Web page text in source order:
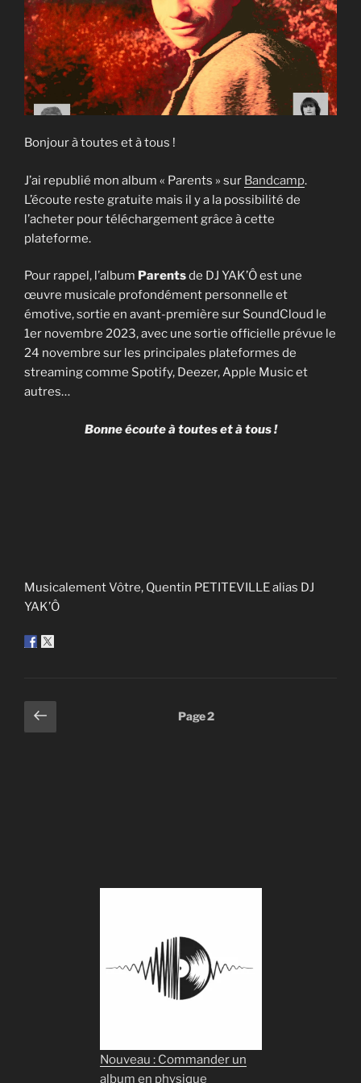
Bonjour à toutes et à tous !
J’ai republié mon album « Parents » sur Bandcamp.
L’écoute reste gratuite mais il y a la possibilité de
l’acheter pour téléchargement grâce à cette
plateforme.
Pour rappel, l’album Parentsde DJ YAK’Ô est une
œuvre musicale profondément personnelle et
émotive, sortie en avant-première sur SoundCloud le
1er novembre 2023, avec une sortie officielle prévue le
24 novembre sur les principales plateformes de
streaming comme Spotify, Deezer, Apple Music et
autres…
Bonne écoute à toutes et à tous !
Musicalement Vôtre, Quentin PETITEVILLE alias DJ
YAK’Ô
Pagination
des
Page
précédente
Page2
Nouveau : Commander un
album en physique